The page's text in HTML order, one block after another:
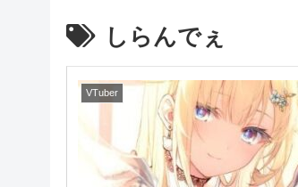
しらんでぇ
VTuber